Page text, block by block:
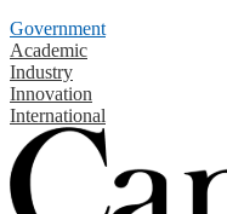
Government
Academic
Industry
Innovation
International